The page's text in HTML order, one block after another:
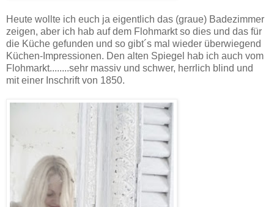
Heute wollte ich euch ja eigentlich das (graue) Badezimmer
zeigen, aber ich hab auf dem Flohmarkt so dies und das für
die Küche gefunden und so gibt´s mal wieder überwiegend
Küchen-Impressionen. Den alten Spiegel hab ich auch vom
Flohmarkt........sehr massiv und schwer, herrlich blind und
mit einer Inschrift von 1850.